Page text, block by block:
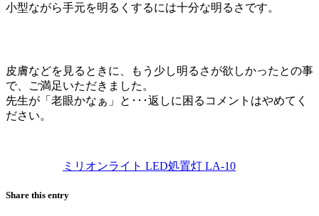
小型ながら手元を明るくするには十分な明るさです。
皮膚などを見るときに、もう少し明るさが欲しかったとの事
で、ご満足いただきました。
先生が「老眼かなぁ」と･･･返しに困るコメントはやめてく
ださい。
ミリオンライト LED処置灯 LA-10
Share this entry